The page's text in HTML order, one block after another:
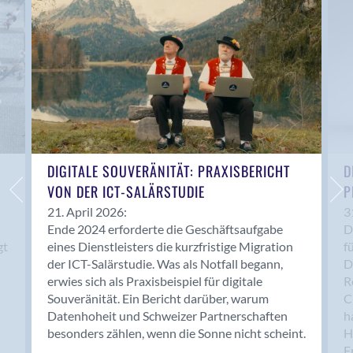
Anwil
Appenzell
Au SG
Baar
Baden
Balsthal
Balzers
Basel
Bassersdorf
Belp
Bendern
Benken (SG)
Bergdietikon
Berlin
Bern
Bern - Liebefeld
DIGITALE SOUVERÄNITÄT: PRAXISBERICHT
VON DER ICT-SALÄRSTUDIE
21. April 2026:
Ende 2024 erforderte die Geschäftsaufgabe
eines Dienstleisters die kurzfristige Migration
der ICT-Salärstudie. Was als Notfall begann,
erwies sich als Praxisbeispiel für digitale
Souveränität. Ein Bericht darüber, warum
Datenhoheit und Schweizer Partnerschaften
besonders zählen, wenn die Sonne nicht scheint.